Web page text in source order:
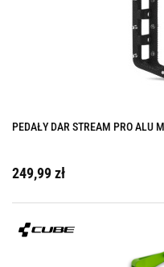
PEDAŁY DAR STREAM PRO ALU
249,99 zł